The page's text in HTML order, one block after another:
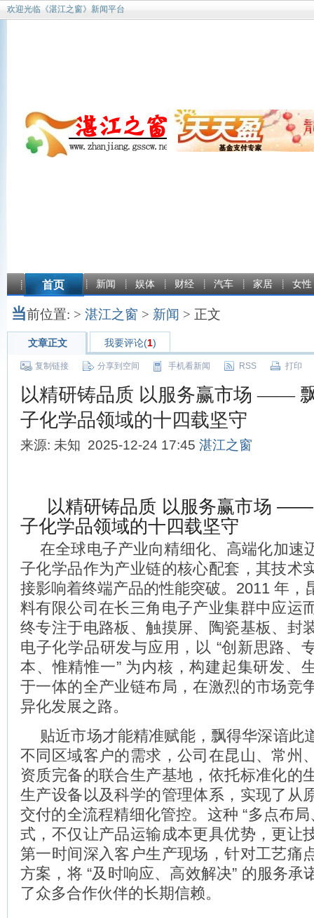
欢迎光临《湛江之窗》新闻平台
首页 新闻 娱体 财经 汽车 家居 女性
当前位置: > 湛江之窗 > 新闻 > 正文
文章正文 我要评论(1)
复制链接 分享到空间 手机看新闻 RSS 打印
以精研铸品质 以服务赢市场 ——
子化学品领域的十四载坚守
来源: 未知 2025-12-24 17:45 湛江之窗
以精研铸品质 以服务赢市场
子化学品领域的十四载坚守
在全球电子产业向精细化、高端化加速
子化学品作为产业链的核心配套，其技术
接影响着终端产品的性能突破。2011 年，
料有限公司在长三角电子产业集群中应运
终专注于电路板、触摸屏、陶瓷基板、封
电子化学品研发与应用，以 “创新思路、
本、惟精惟一” 为内核，构建起集研发、
于一体的全产业链布局，在激烈的市场竞
异化发展之路。
贴近市场才能精准赋能，飘得华深谙此
不同区域客户的需求，公司在昆山、常州
资质完备的联合生产基地，依托标准化的
生产设备以及科学的管理体系，实现了从
交付的全流程精细化管控。这种 “多点布
式，不仅让产品运输成本更具优势，更让
第一时间深入客户生产现场，针对工艺痛
方案，将 “及时响应、高效解决” 的服务承
了众多合作伙伴的长期信赖。